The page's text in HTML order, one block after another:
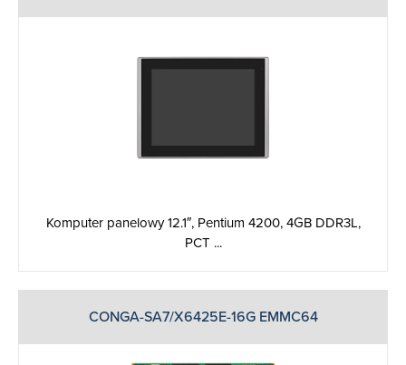
Komputer panelowy 12.1″, Pentium 4200, 4GB DDR3L,
PCT ...
CONGA-SA7/X6425E-16G EMMC64